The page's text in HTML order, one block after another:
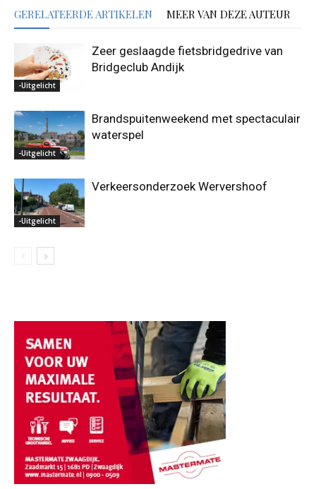
GERELATEERDE ARTIKELEN MEER VAN DEZE AUTEUR
-Uitgelicht
Zeer geslaagde fietsbridgedrive van
Bridgeclub Andijk
-Uitgelicht
Brandspuitenweekend met spectaculair
waterspel
-Uitgelicht
Verkeersonderzoek Wervershoof